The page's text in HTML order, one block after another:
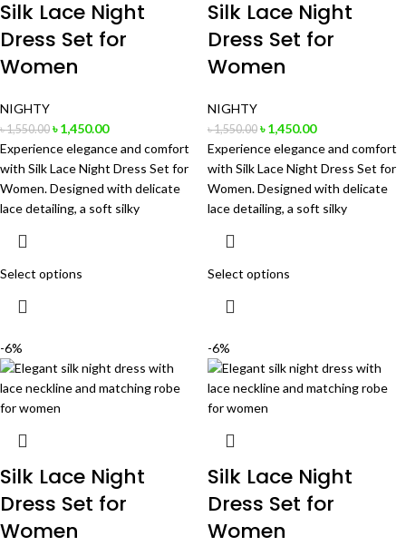
Silk Lace Night
Dress Set for
Women
NIGHTY
৳1,550.00 ৳1,450.00
Experience elegance and comfort
with Silk Lace Night Dress Set for
Women. Designed with delicate
lace detailing, a soft silky
Select options
Silk Lace Night
Dress Set for
Women
NIGHTY
৳1,550.00 ৳1,450.00
Experience elegance and comfort
with Silk Lace Night Dress Set for
Women. Designed with delicate
lace detailing, a soft silky
Select options
-6%
Silk Lace Night
Dress Set for
Women
-6%
Silk Lace Night
Dress Set for
Women